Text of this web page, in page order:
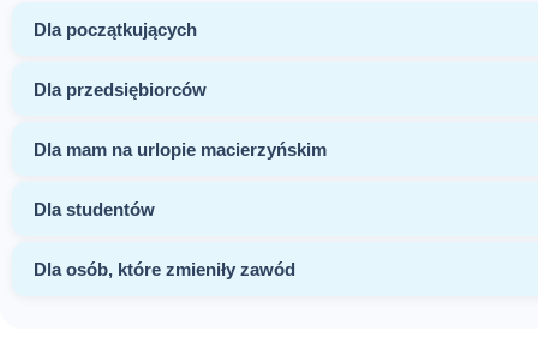
Dla początkujących
Dla przedsiębiorców
Dla mam na urlopie macierzyńskim
Dla studentów
Dla osób, które zmieniły zawód